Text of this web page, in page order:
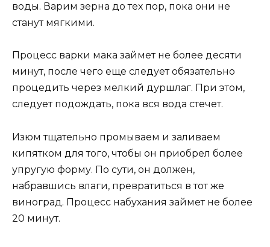
воды. Варим зерна до тех пор, пока они не
станут мягкими.
Процесс варки мака займет не более десяти
минут, после чего еще следует обязательно
процедить через мелкий дуршлаг. При этом,
следует подождать, пока вся вода стечет.
Изюм тщательно промываем и заливаем
кипятком для того, чтобы он приобрел более
упругую форму. По сути, он должен,
набравшись влаги, превратиться в тот же
виноград. Процесс набухания займет не более
20 минут.